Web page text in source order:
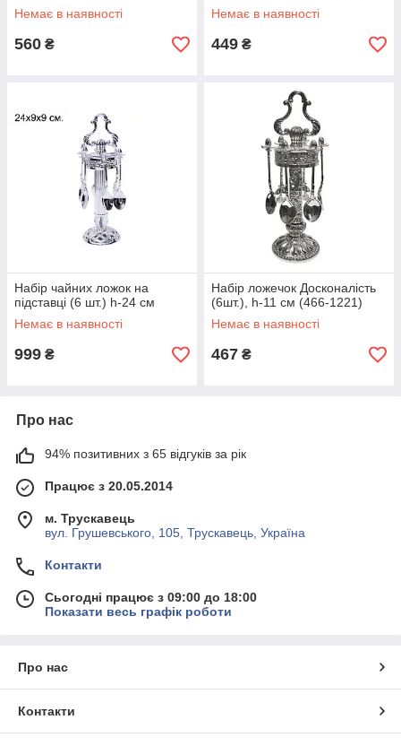
Немає в наявності
560 ₴
Немає в наявності
449 ₴
Набір чайних ложок на
підставці (6 шт.) h-24 см
Немає в наявності
999 ₴
Набір ложечок Досконалість
(6шт.), h-11 см (466-1221)
Немає в наявності
467 ₴
Про нас
94% позитивних з 65 відгуків за рік
Працює з 20.05.2014
м. Трускавець
вул. Грушевського, 105, Трускавець, Україна
Контакти
Сьогодні працює з 09:00 до 18:00
Показати весь графік роботи
Про нас
Контакти